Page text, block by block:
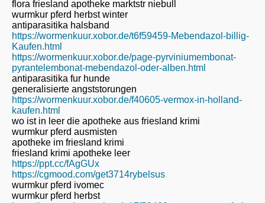
flora friesland apotheke marktstr niebull
wurmkur pferd herbst winter
antiparasitika halsband
https://wormenkuur.xobor.de/t6f59459-Mebendazol-billig-
Kaufen.html
https://wormenkuur.xobor.de/page-pyrviniumembonat-
pyrantelembonat-mebendazol-oder-alben.html
antiparasitika fur hunde
generalisierte angststorungen
https://wormenkuur.xobor.de/f40605-vermox-in-holland-
kaufen.html
wo ist in leer die apotheke aus friesland krimi
wurmkur pferd ausmisten
apotheke im friesland krimi
friesland krimi apotheke leer
https://ppt.cc/fAgGUx
https://cgmood.com/get3714rybelsus
wurmkur pferd ivomec
wurmkur pferd herbst